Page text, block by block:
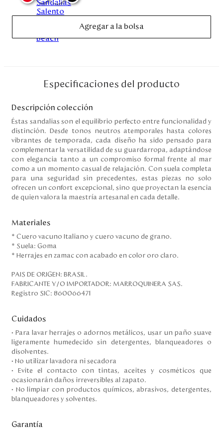
Disney
Mi cuenta
Nuestras Tiendas
Colombia
Costa Rica
Panamá
USA
Venezuela
Agregar a la bolsa
Especificaciones del producto
Descripción colección
Éstas sandalias son el equilibrio perfecto entre funcionalidad y
distinción. Desde tonos neutros atemporales hasta colores
vibrantes de temporada, cada diseño ha sido pensado para
complementar la versatilidad de su guardarropa, adaptándose
con elegancia tanto a un compromiso formal frente al mar
como a un momento casual de relajación. Con suela completa
para una seguridad sin precedentes, estas piezas no solo
ofrecen un confort excepcional, sino que proyectan la esencia
de quien valora la maestría artesanal en cada detalle.
Materiales
* Cuero vacuno Italiano y cuero vacuno de grano.
* Suela: Goma
* Herrajes en zamac con acabado en color oro claro.
PAIS DE ORIGEN: BRASIL.
FABRICANTE Y/O IMPORTADOR: MARROQUINERA SAS.
Registro SIC: 860066471
Cuidados
• Para lavar herrajes o adornos metálicos, usar un paño suave
ligeramente humedecido sin detergentes, blanqueadores o
disolventes.
• No utilizar lavadora ni secadora
• Evite el contacto con tintas, aceites y cosméticos que
ocasionarán daños irreversibles al zapato.
• No limpiar con productos químicos, abrasivos, detergentes,
blanqueadores y solventes.
Garantía